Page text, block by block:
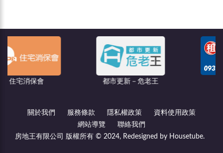
都市更新－危老王 聯億廣告
關於我們 服務條款 隱私權政策
資料使用政策
網站導覽
聯絡我們
房地王有限公司 版權所有 © 2024, Redesigned by Housetube.